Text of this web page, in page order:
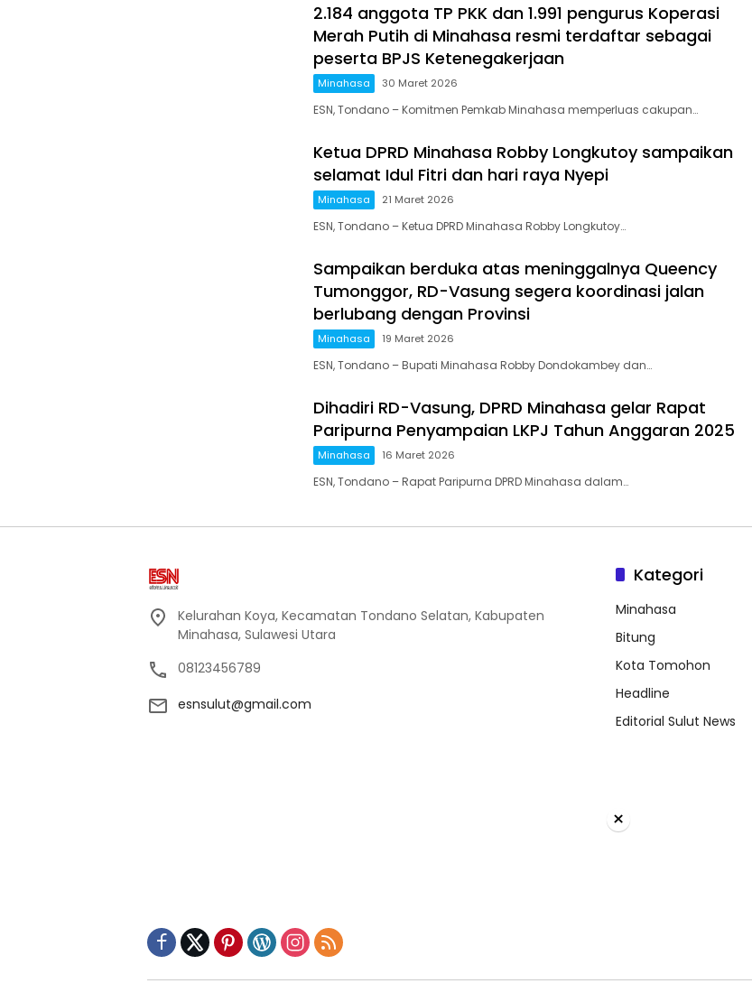
2.184 anggota TP PKK dan 1.991 pengurus Koperasi
Merah Putih di Minahasa resmi terdaftar sebagai
peserta BPJS Ketenegakerjaan
Minahasa 30 Maret 2026
ESN, Tondano – Komitmen Pemkab Minahasa memperluas cakupan…
Ketua DPRD Minahasa Robby Longkutoy sampaikan
selamat Idul Fitri dan hari raya Nyepi
Minahasa 21 Maret 2026
ESN, Tondano – Ketua DPRD Minahasa Robby Longkutoy…
Sampaikan berduka atas meninggalnya Queency
Tumonggor, RD-Vasung segera koordinasi jalan
berlubang dengan Provinsi
Minahasa 19 Maret 2026
ESN, Tondano – Bupati Minahasa Robby Dondokambey dan…
Dihadiri RD-Vasung, DPRD Minahasa gelar Rapat
Paripurna Penyampaian LKPJ Tahun Anggaran 2025
Minahasa 16 Maret 2026
ESN, Tondano – Rapat Paripurna DPRD Minahasa dalam…
Kelurahan Koya, Kecamatan Tondano Selatan, Kabupaten
Minahasa, Sulawesi Utara
08123456789
esnsulut@gmail.com
Kategori
Minahasa
Bitung
Kota Tomohon
Headline
Editorial Sulut News
×